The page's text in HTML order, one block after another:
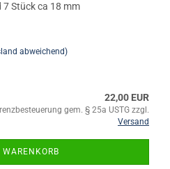
Stück ca 18 mm
abweichend)
22,00 EUR
gem. § 25a USTG zzgl.
Versand
WARENKORB